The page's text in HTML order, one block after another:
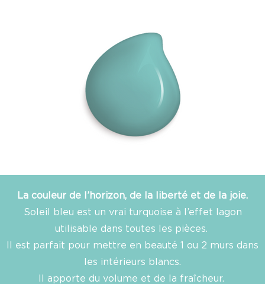
La couleur de l’horizon, de la liberté et de la joie.
Soleil bleu est un vrai turquoise à l’effet lagon
utilisable dans toutes les pièces.
Il est parfait pour mettre en beauté 1 ou 2 murs dans
les intérieurs blancs.
Il apporte du volume et de la fraîcheur.